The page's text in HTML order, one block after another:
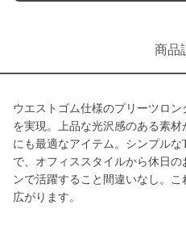
商品
ウエストゴム仕様のプリーツロ
を実現。上品な光沢感のある素
にも最適なアイテム。シンプル
で、オフィススタイルから休日
ンで活躍すること間違いなし。
広がります。